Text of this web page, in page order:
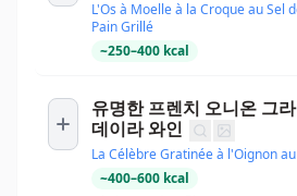
L'Os à Moelle à la Croque au Sel
Pain Grillé
~250–400 kcal
유명한 프렌치 오니온 그
데이라 와인
La Célèbre Gratinée à l'Oignon
~400–600 kcal